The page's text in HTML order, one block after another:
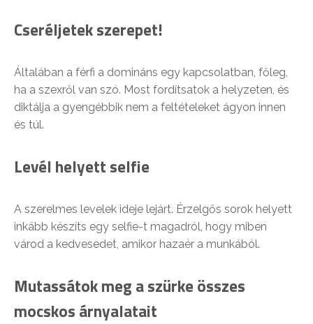
Cseréljetek szerepet!
Általában a férfi a domináns egy kapcsolatban, főleg,
ha a szexről van szó. Most fordítsatok a helyzeten, és
diktálja a gyengébbik nem a feltételeket ágyon innen
és túl.
Levél helyett selfie
A szerelmes levelek ideje lejárt. Érzelgős sorok helyett
inkább készíts egy selfie-t magadról, hogy miben
várod a kedvesedet, amikor hazaér a munkából.
Mutassátok meg a szürke összes
mocskos árnyalatait